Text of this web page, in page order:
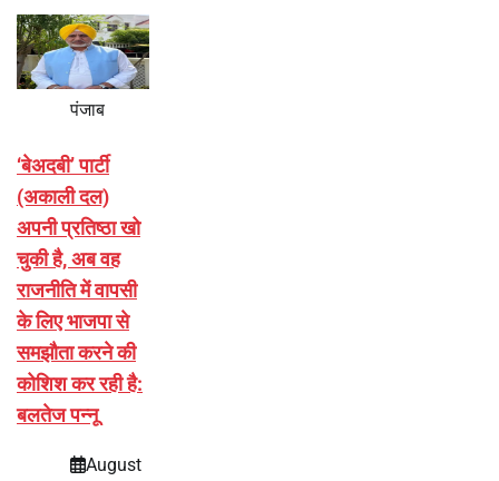
पंजाब
‘बेअदबी’ पार्टी
(अकाली दल)
अपनी प्रतिष्ठा खो
चुकी है, अब वह
राजनीति में वापसी
के लिए भाजपा से
समझौता करने की
कोशिश कर रही है:
बलतेज पन्नू
August